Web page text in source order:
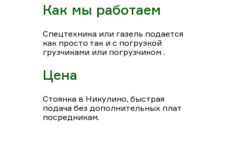
Как мы работаем
Спецтехника или газель подается
как просто так и с погрузкой
грузчиками или погрузчиком .
Цена
Стоянка в Никулино, быстрая
подача без дополнительных плат
посредникам.